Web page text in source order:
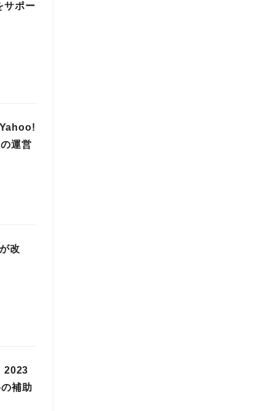
サポー
運営
改
2023
補助